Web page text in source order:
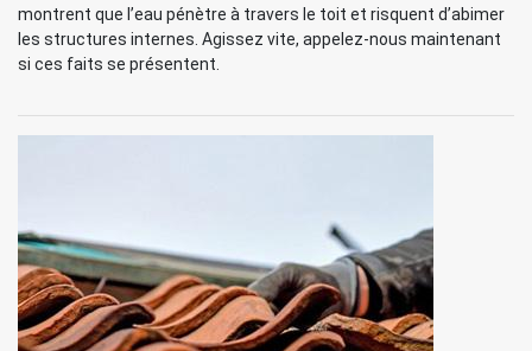
montrent que l’eau pénètre à travers le toit et risquent d’abimer
les structures internes. Agissez vite, appelez-nous maintenant
si ces faits se présentent.